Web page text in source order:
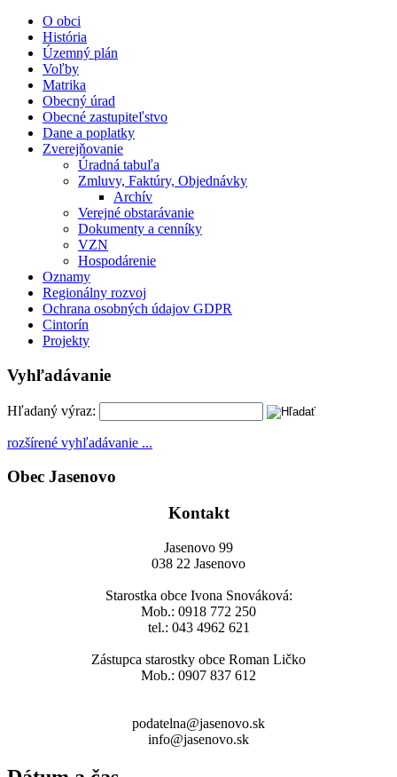
O obci
História
Územný plán
Voľby
Matrika
Obecný úrad
Obecné zastupiteľstvo
Dane a poplatky
Zverejňovanie
Úradná tabuľa
Zmluvy, Faktúry, Objednávky
Archív
Verejné obstarávanie
Dokumenty a cenníky
VZN
Hospodárenie
Oznamy
Regionálny rozvoj
Ochrana osobných údajov GDPR
Cintorín
Projekty
Vyhľadávanie
Hľadaný výraz:
rozšírené vyhľadávanie ...
Obec Jasenovo
Kontakt
Jasenovo 99
038 22 Jasenovo
Starostka obce Ivona Snováková:
Mob.: 0918 772 250
tel.: 043 4962 621
Zástupca starostky obce Roman Ličko
Mob.: 0907 837 612
podatelna@jasenovo.sk
info@jasenovo.sk